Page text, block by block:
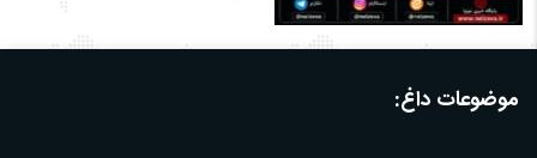
موضوعات داغ: